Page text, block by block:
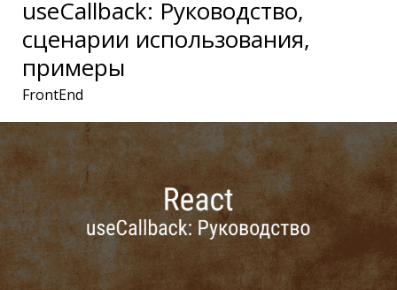
useCallback: Руководство,
сценарии использования,
примеры
FrontEnd